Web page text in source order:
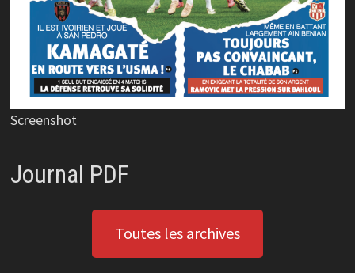
Screenshot
Journal PDF
Toutes les archives